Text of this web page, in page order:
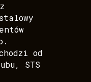
od
STS